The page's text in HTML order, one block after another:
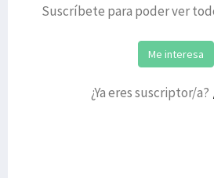
Suscríbete para poder ver
Me interesa
¿Ya eres suscriptor/a?